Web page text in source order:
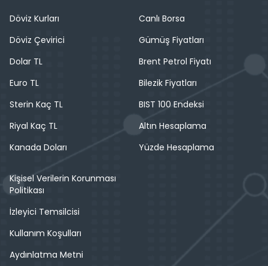
Döviz Kurları
Döviz Çevirici
Dolar TL
Euro TL
Sterin Kaç TL
Riyal Kaç TL
Kanada Doları
Canlı Borsa
Gümüş Fiyatları
Brent Petrol Fiyatı
Bilezik Fiyatları
BIST 100 Endeksi
Altın Hesaplama
Yüzde Hesaplama
Kişisel Verilerin Korunması
Politikası
İzleyici Temsilcisi
Kullanım Koşulları
Aydınlatma Metni